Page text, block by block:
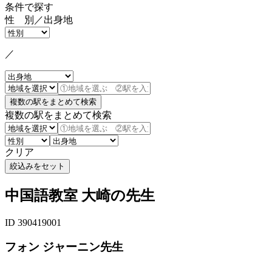
条件で探す
性 別／出身地
／
複数の駅をまとめて検索
クリア
中国語教室 大崎の先生
ID 390419001
フォン ジャーニン先生